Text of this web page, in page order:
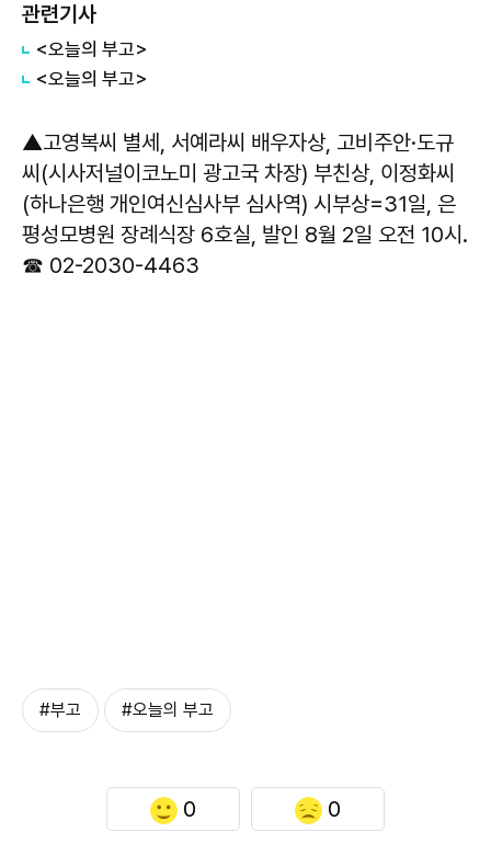
관련기사
<오늘의 부고>
<오늘의 부고>
▲고영복씨 별세, 서예라씨 배우자상, 고비주안·도규
씨(시사저널이코노미 광고국 차장) 부친상, 이정화씨
(하나은행 개인여신심사부 심사역) 시부상=31일, 은
평성모병원 장례식장 6호실, 발인 8월 2일 오전 10시.
☎ 02-2030-4463
#부고 #오늘의 부고
0 0